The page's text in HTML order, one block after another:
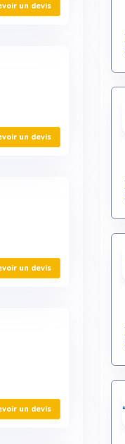
un devis
un devis
un devis
un devis